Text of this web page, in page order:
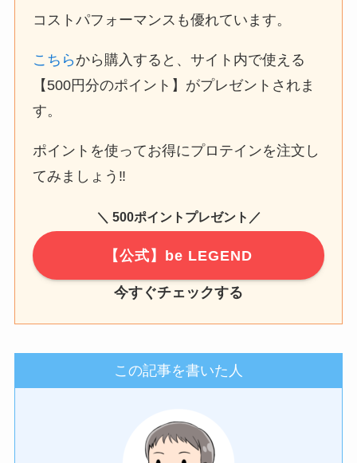
コストパフォーマンスも優れています。
こちら から購入すると、サイト内で使える
【500円分のポイント】がプレゼントされま
す。
ポイントを使ってお得にプロテインを注文し
てみましょう‼
＼ 500ポイントプレゼント／
【公式】be LEGEND
今すぐチェックする
この記事を書いた人